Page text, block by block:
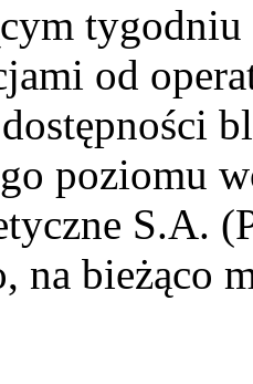
tygodniu
od
poziomu
S.A.
na bieżąco